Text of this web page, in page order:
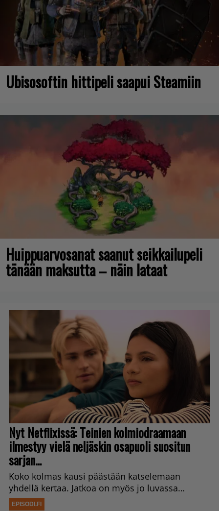
Ubisosoftin hittipeli saapui Steamiin
Huippuarvosanat saanut seikkailupeli
tänään maksutta – näin lataat